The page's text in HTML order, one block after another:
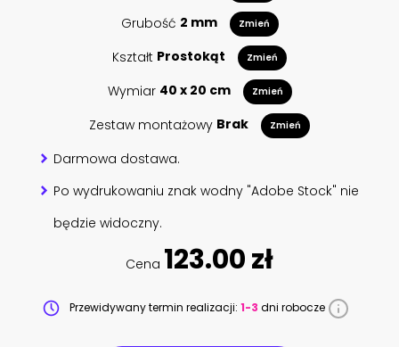
Grubość 2 mm Zmień
Kształt Prostokąt Zmień
Wymiar 40 x 20 cm Zmień
Zestaw montażowy Brak Zmień
Darmowa dostawa.
Po wydrukowaniu znak wodny "Adobe Stock" nie
będzie widoczny.
Cena 123.00 zł
Przewidywany termin realizacji: 1-3 dni robocze